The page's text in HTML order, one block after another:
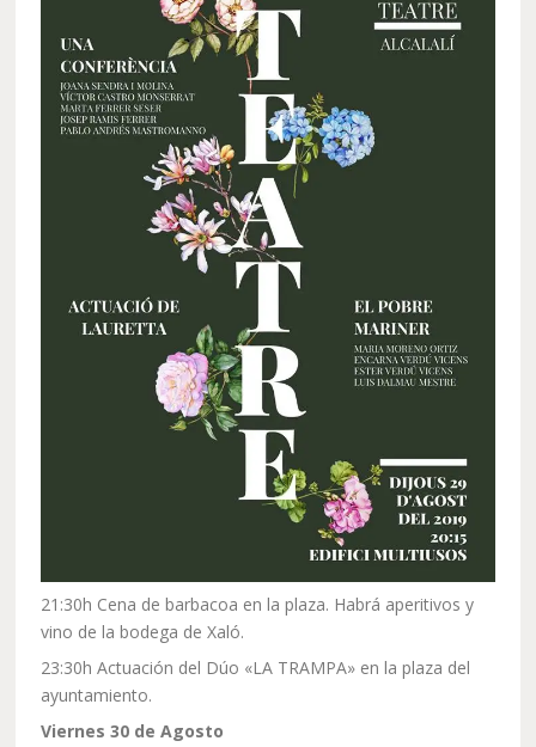
21:30h Cena de barbacoa en la plaza. Habrá aperitivos y
vino de la bodega de Xaló.
23:30h Actuación del Dúo «LA TRAMPA» en la plaza del
ayuntamiento.
Viernes 30 de Agosto